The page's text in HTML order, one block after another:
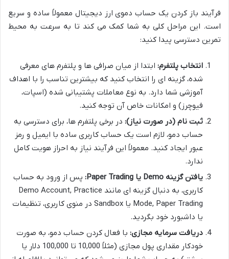
فرآیند باز کردن یک حساب دموی ارز دیجیتال معمولاً ساده و سریع
است. این مراحل کلی به شما کمک می کند تا به سرعت به محیط
تمرین دسترسی پیدا کنید:
انتخاب پلتفرم: ابتدا از میان صرافی ها و پلتفرم های معرفی
شده، گزینه ای را انتخاب کنید که بیشترین تناسب را با اهداف
آموزشی شما دارد. به نوع معاملات پشتیبانی شده (اسپات،
فیوچرز) و امکانات خاص آن توجه کنید.
ثبت نام (در صورت نیاز): در برخی پلتفرم ها، برای دسترسی به
حساب دمو، لازم است یک حساب کاربری ساده با ایمیل و رمز
عبور ایجاد کنید. معمولاً این فرآیند نیاز به احراز هویت کامل
ندارد.
یافتن گزینه Demo یا Paper Trading:
پس از ورود به حساب
کاربری، به دنبال گزینه ای مانند Demo Account, Practice
Mode, Paper Trading یا Sandbox در منوی کاربری، تنظیمات
یا داشبورد خود بگردید.
دریافت سرمایه مجازی: با فعال کردن حساب دمو، به صورت
خودکار مقداری پول مجازی (مثلاً 10,000 تا 100,000 دلار یا